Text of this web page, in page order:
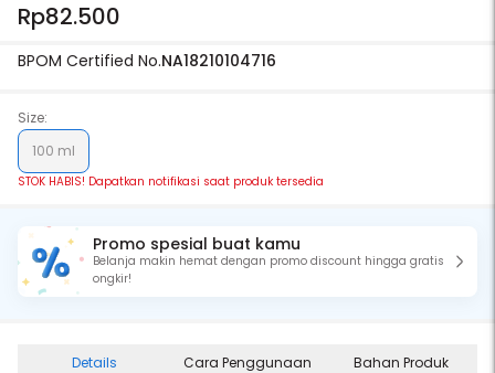
Rp82.500
BPOM Certified No.NA18210104716
Size:
100 ml
STOK HABIS! Dapatkan notifikasi saat produk tersedia
Promo spesial buat kamu
Belanja makin hemat dengan promo discount hingga gratis
ongkir!
Details Cara Penggunaan Bahan Produk